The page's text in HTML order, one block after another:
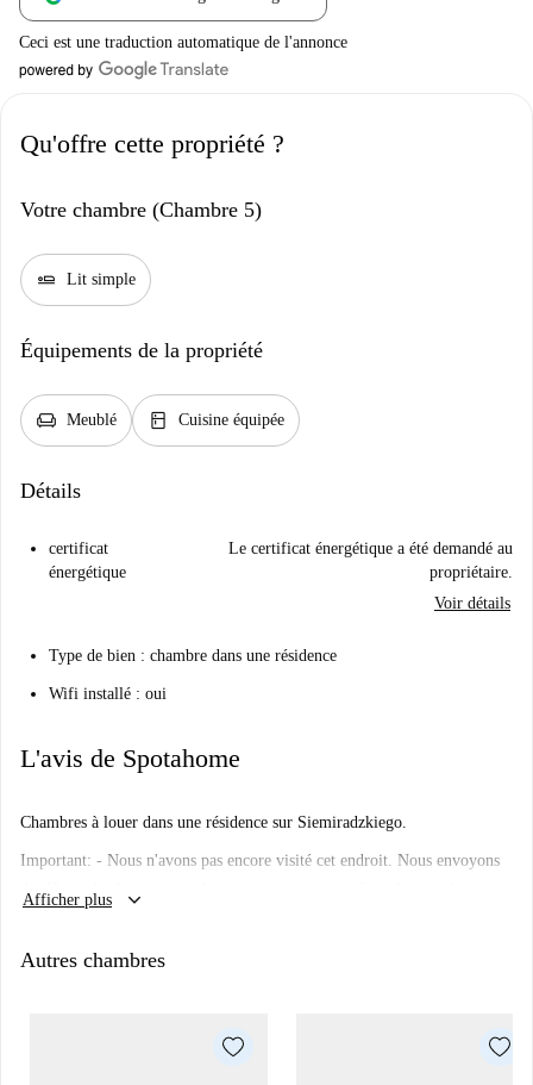
Ceci est une traduction automatique de l'annonce
Qu'offre cette propriété ?
Votre chambre (Chambre 5)
airline_seat_flat Lit simple
Équipements de la propriété
chair Meublé kitchen Cuisine équipée
Détails
certificat
énergétique
Le certificat énergétique a été demandé au
propriétaire.
Voir détails
Type de bien : chambre dans une résidence
Wifi installé : oui
L'avis de Spotahome
Chambres à louer dans une résidence sur Siemiradzkiego.
Important: - Nous n'avons pas encore visité cet endroit. Nous envoyons
des Homecheckers visiter chaque appartement sur Spotahome, alors
Afficher plus keyboard_arrow_down
Autres chambres